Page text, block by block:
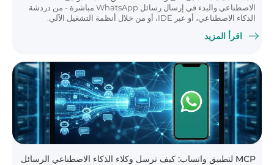
الاصطناعي والبدء في إرسال رسائل WhatsApp مباشرة - من دردشة
الذكاء الاصطناعي، أو عبر IDE، أو من خلال أنظمة التشغيل الآلي.
اقرأ المزيد
MCP لتطبيق واتساب: كيف ترسل وكلاء الذكاء الاصطناعي الرسائل